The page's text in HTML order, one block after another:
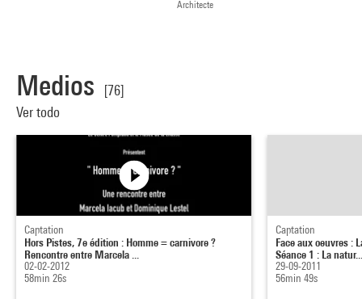
Architecte
Medios
[76]
Ver todo
Captation
Hors Pistes, 7e édition : Homme = carnivore ?
Rencontre entre Marcela ...
02-02-2012
58min 26s
Captation
Face aux oeuvres :
Séance 1 : La
29-09-2011
56min 49s